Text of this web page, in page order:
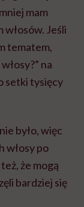
mam
włosów. Jeśli
tematem,
na
setki tysięcy
było, więc
włosy po
że mogą
bardziej się